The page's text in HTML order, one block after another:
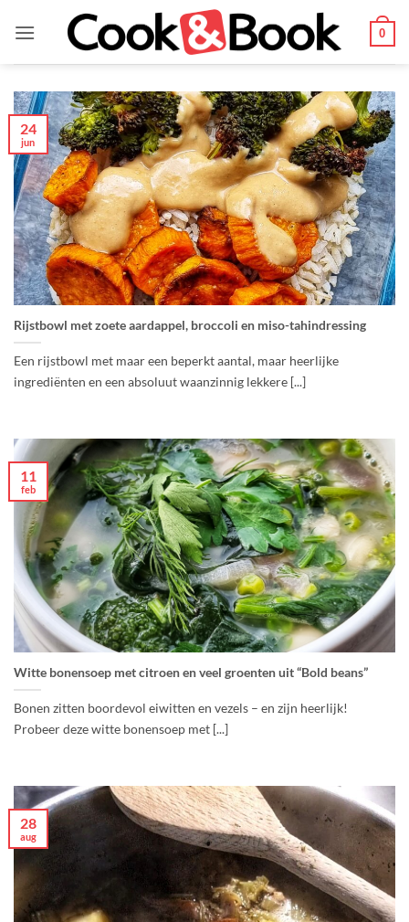
naar
0
Rijstbowl met zoete aardappel, broccoli en miso-tahindressing
Een rijstbowl met maar een beperkt aantal, maar heerlijke
ingrediënten en een absoluut waanzinnig lekkere [...]
24
jun
Witte bonensoep met citroen en veel groenten uit “Bold beans”
Bonen zitten boordevol eiwitten en vezels – en zijn heerlijk!
Probeer deze witte bonensoep met [...]
11
feb
28
aug